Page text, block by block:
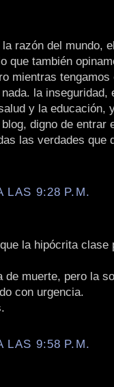
razón del mundo,
que también
mientras
la inseguridad,
y la educación,
digno de entrar
las verdades que
LAS 9:28 P.M.
la hipócrita clase
de muerte, pero la
con urgencia.
LAS 9:58 P.M.